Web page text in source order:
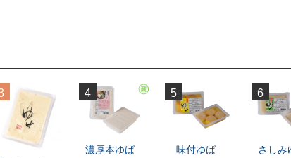
4
濃厚本ゆば
5
味付ゆば
6
さし